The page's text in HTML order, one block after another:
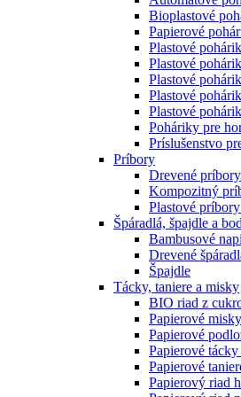
Bioplastové
Papierové
Plastové
Plastové
Plastové
Plastové
Plastové
Poháriky pre
Príslušenstvo
Príbory
Drevené príbory
Kompozitný
Plastové
Špáradlá, špajdle a
Bambusové
Drevené
Špajdle
Tácky, taniere a misky
BIO riad z
Papierové misky
Papierové
Papierové tácky
Papierové
Papierový riad